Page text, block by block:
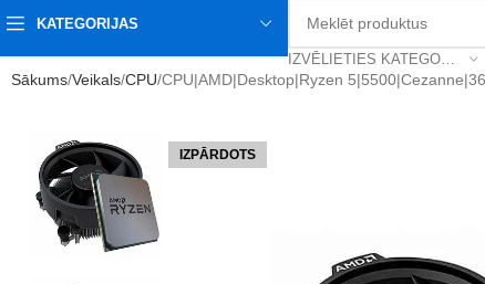
KATEGORIJAS
IZVĒLIETIES KATEGORIJU
Sākums Veikals CPU CPU|AMD|Desktop|Ryzen
IZPĀRDOTS